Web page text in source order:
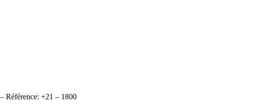
Référence: +21 – 1800